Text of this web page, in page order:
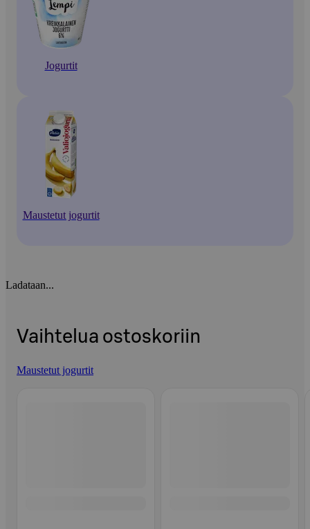
Jogurtit
Maustetut jogurtit
Ladataan...
Vaihtelua ostoskoriin
Maustetut jogurtit